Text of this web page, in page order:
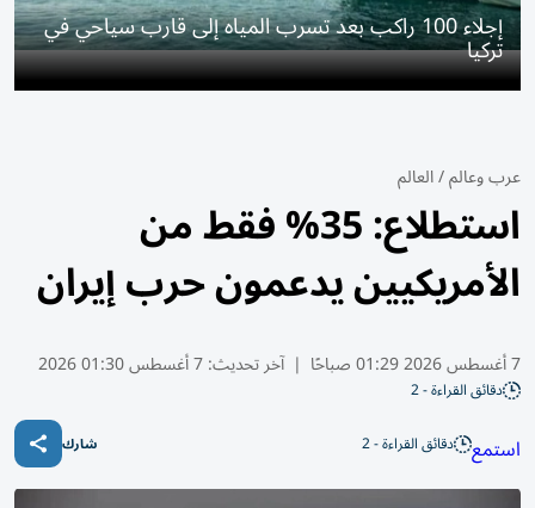
إجلاء 100 راكب بعد تسرب المياه إلى قارب سياحي في
تركيا
عرب وعالم/العالم
استطلاع: 35% فقط من
الأمريكيين يدعمون حرب إيران
7 أغسطس 2026 01:29 صباحًا | آخر تحديث:7 أغسطس 01:30 2026
دقائق القراءة - 2
استمع دقائق القراءة - 2 شارك